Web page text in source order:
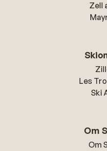
Zell
Les
Ski
Om
Om